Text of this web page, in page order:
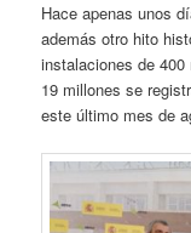
Hace apenas unos
además otro hito
instalaciones de
19 millones se
este último mes de